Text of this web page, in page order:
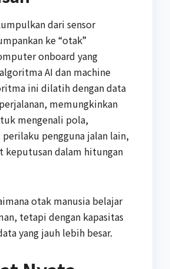
dari sensor
ke “otak”
onboard yang
AI dan machine
ini dilatih dengan data
memungkinkan
mengenali pola,
pengguna jalan lain,
keputusan dalam hitungan
otak manusia belajar
tetapi dengan kapasitas
yang jauh lebih besar.